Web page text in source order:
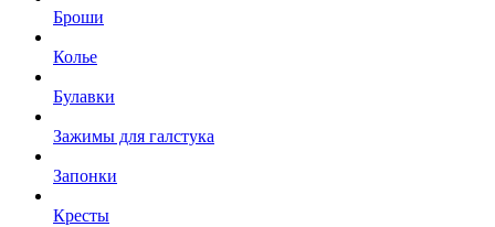
Броши
Колье
Булавки
Зажимы для галстука
Запонки
Кресты